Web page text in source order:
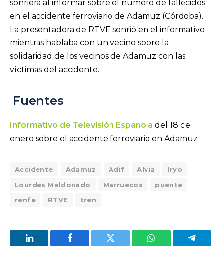
sonriera al informar sobre el número de fallecidos
en el accidente ferroviario de Adamuz (Córdoba).
La presentadora de RTVE sonrió en el informativo
mientras hablaba con un vecino sobre la
solidaridad de los vecinos de Adamuz con las
víctimas del accidente.
Fuentes
Informativo de Televisión Española del 18 de
enero sobre el accidente ferroviario en Adamuz
Accidente Adamuz Adif Alvia
Iryo
Lourdes Maldonado
Marruecos
puente
renfe
RTVE tren
LinkedIn Facebook Twitter WhatsApp